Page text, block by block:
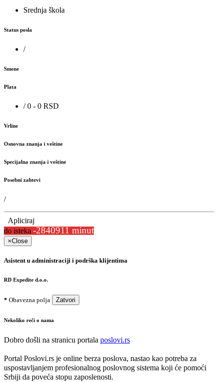
Srednja škola
Status posla
/
Smene
Plata
/ 0 - 0 RSD
Vrline
Osnovna znanja i veštine
Specijalna znanja i veštine
Posebni zahtevi
/
Apliciraj
do isteka -2840911 minut
×Close
Asistent u administraciji i podrška klijentima
RD Expedite d.o.o.
* Obavezna polja Zatvori
Nekoliko reči o nama
Dobro došli na stranicu portala poslovi.rs
Portal Poslovi.rs je online berza poslova, nastao kao potreba za
uspostavljanjem profesionalnog poslovnog sistema koji će pomoći
Srbiji da poveća stopu zaposlenosti.